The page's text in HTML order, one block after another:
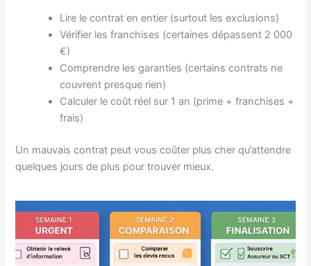
Lire le contrat en entier (surtout les exclusions)
Vérifier les franchises (certaines dépassent 2 000
€)
Comprendre les garanties (certains contrats ne
couvrent presque rien)
Calculer le coût réel sur 1 an (prime + franchises +
frais)
Un mauvais contrat peut vous coûter plus cher qu’attendre
quelques jours de plus pour trouver mieux.